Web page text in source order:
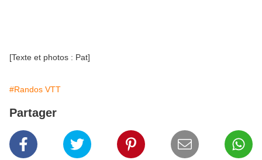
[Texte et photos : Pat]
#Randos VTT
Partager